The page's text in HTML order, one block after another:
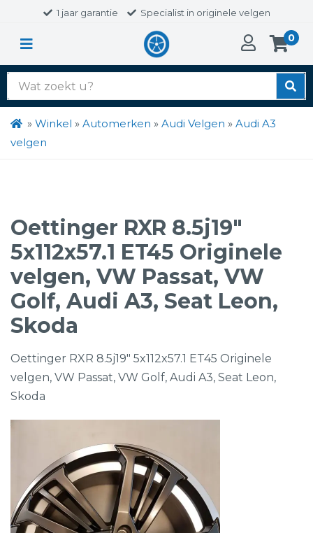
1 jaar garantie Specialist in originele velgen
0
Zoek
naar:
» Winkel » Automerken » Audi Velgen » Audi A3
velgen
Oettinger RXR 8.5j19″
5x112x57.1 ET45 Originele
velgen, VW Passat, VW
Golf, Audi A3, Seat Leon,
Skoda
Oettinger RXR 8.5j19″ 5x112x57.1 ET45 Originele
velgen, VW Passat, VW Golf, Audi A3, Seat Leon,
Skoda